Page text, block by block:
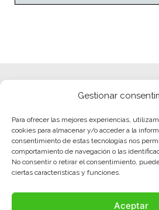
Gestionar
Para ofrecer las mejores experiencias,
cookies para almacenar y/o acceder a la
consentimiento de estas tecnologías nos
comportamiento de navegación o las
No consentir o retirar el consentimiento,
ciertas características y funciones.
Aceptar